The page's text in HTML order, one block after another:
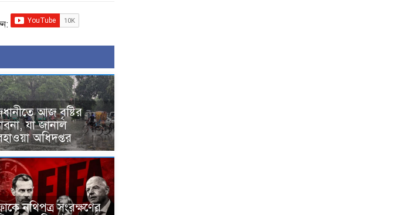
আজ বৃষ্টির
যা জানাল
অধিদপ্তর
নথিপত্র সংরক্ষণের